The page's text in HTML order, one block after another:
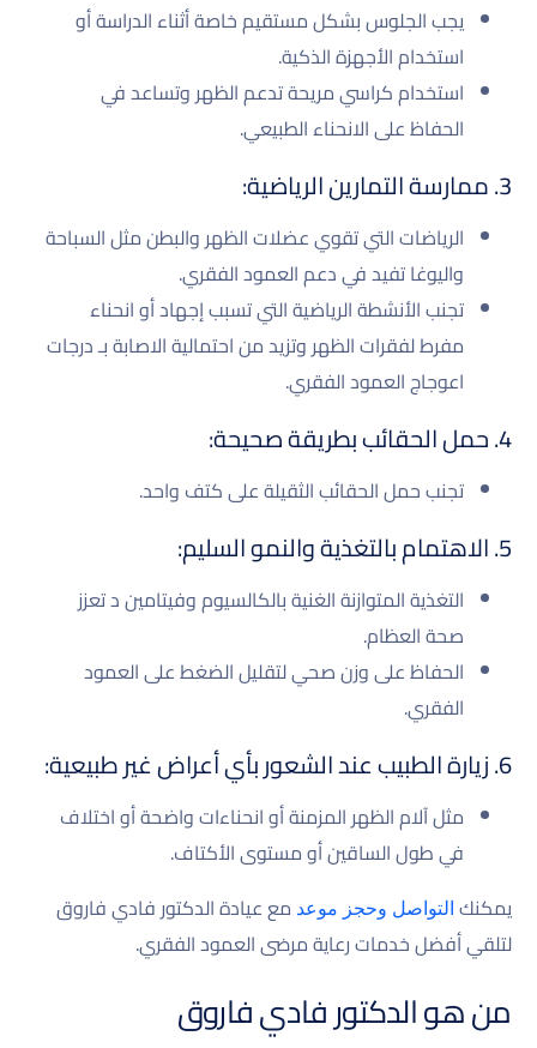
يجب الجلوس بشكل مستقيم خاصة أثناء الدراسة أو
استخدام الأجهزة الذكية.
استخدام كراسي مريحة تدعم الظهر وتساعد في
الحفاظ على الانحناء الطبيعي.
3. ممارسة التمارين الرياضية:
الرياضات التي تقوي عضلات الظهر والبطن مثل السباحة
واليوغا تفيد في دعم العمود الفقري.
تجنب الأنشطة الرياضية التي تسبب إجهاد أو انحناء
مفرط لفقرات الظهر وتزيد من احتمالية الاصابة بـ درجات
اعوجاج العمود الفقري.
4. حمل الحقائب بطريقة صحيحة:
تجنب حمل الحقائب الثقيلة على كتف واحد.
5. الاهتمام بالتغذية والنمو السليم:
التغذية المتوازنة الغنية بالكالسيوم وفيتامين د تعزز
صحة العظام.
الحفاظ على وزن صحي لتقليل الضغط على العمود
الفقري.
6. زيارة الطبيب عند الشعور بأي أعراض غير طبيعية:
مثل آلام الظهر المزمنة أو انحناءات واضحة أو اختلاف
في طول الساقين أو مستوى الأكتاف.
يمكنك التواصل وحجز موعد مع عيادة الدكتور فادي فاروق
لتلقي أفضل خدمات رعاية مرضى العمود الفقري.
من هو الدكتور فادي فاروق